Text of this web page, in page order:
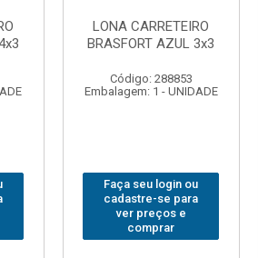
LONA CARRETEIRO
BRASFORT AZUL 3x3
Código: 288853
Embalagem: 1 - UNIDADE
Faça seu login ou
cadastre-se para
ver preços e
comprar